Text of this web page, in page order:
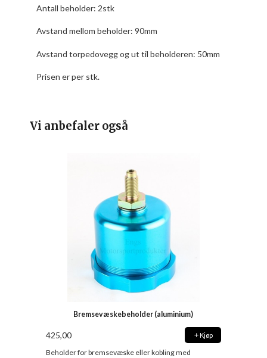
Antall beholder: 2stk
Avstand mellom beholder: 90mm
Avstand torpedovegg og ut til beholderen: 50mm
Prisen er per stk.
Vi anbefaler også
Bremsevæskebeholder (aluminium)
425,00 Kjøp
Beholder for bremsevæske eller kobling med